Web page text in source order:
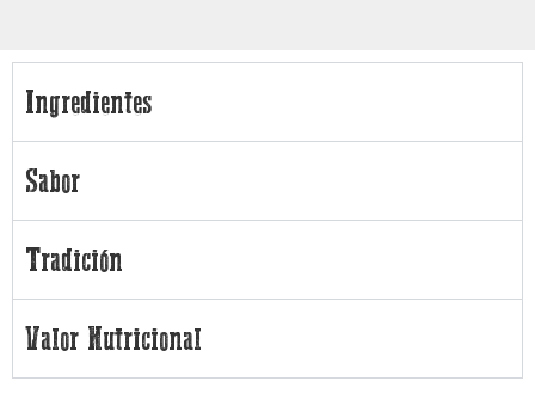
Ingredientes
Sabor
Tradición
Valor Nutricional